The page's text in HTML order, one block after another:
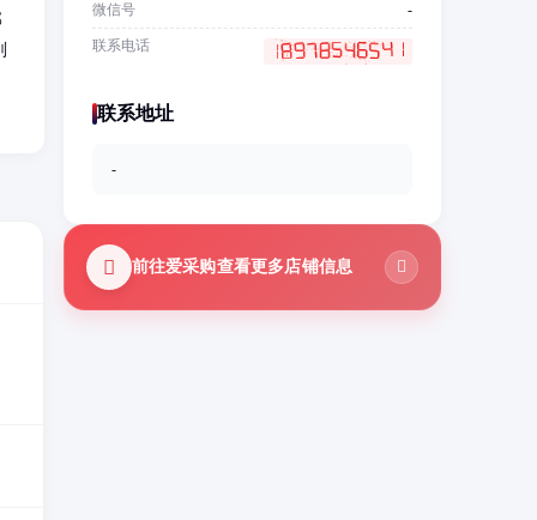
微信号 -
联系电话
联系地址
-
前往爱采购查看更多店铺信息